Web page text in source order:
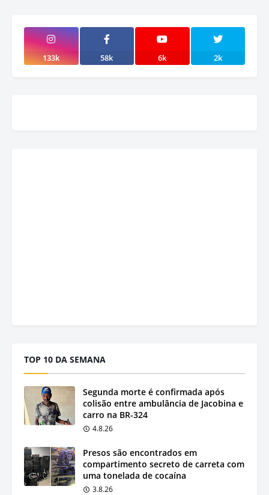
133k 58k 6k 2k
TOP 10 DA SEMANA
Segunda morte é confirmada após
colisão entre ambulância de Jacobina e
carro na BR-324
4.8.26
Presos são encontrados em
compartimento secreto de carreta com
uma tonelada de cocaína
3.8.26